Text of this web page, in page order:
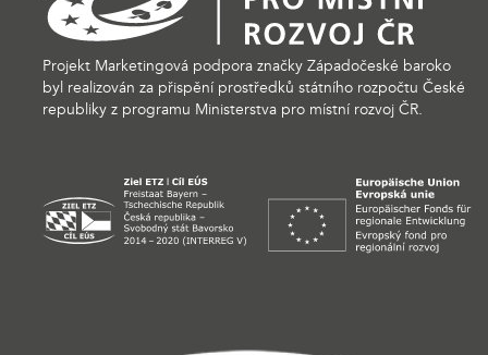
Projekt Marketingová podpora značky Západočeské baroko
byl realizován za přispění prostředků státního rozpočtu České
republiky z programu Ministerstva pro místní rozvoj ČR.